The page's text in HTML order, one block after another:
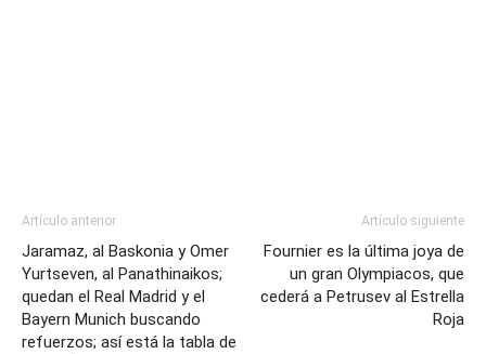
Artículo anterior
Jaramaz, al Baskonia y Omer
Yurtseven, al Panathinaikos;
quedan el Real Madrid y el
Bayern Munich buscando
refuerzos; así está la tabla de
Artículo siguiente
Fournier es la última joya de
un gran Olympiacos, que
cederá a Petrusev al Estrella
Roja